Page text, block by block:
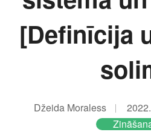
[Definīcija
Džeida Moraless